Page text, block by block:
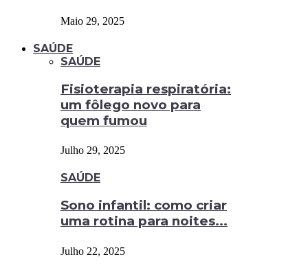
Maio 29, 2025
SAÚDE
SAÚDE
Fisioterapia respiratória:
um fôlego novo para
quem fumou
Julho 29, 2025
SAÚDE
Sono infantil: como criar
uma rotina para noites...
Julho 22, 2025